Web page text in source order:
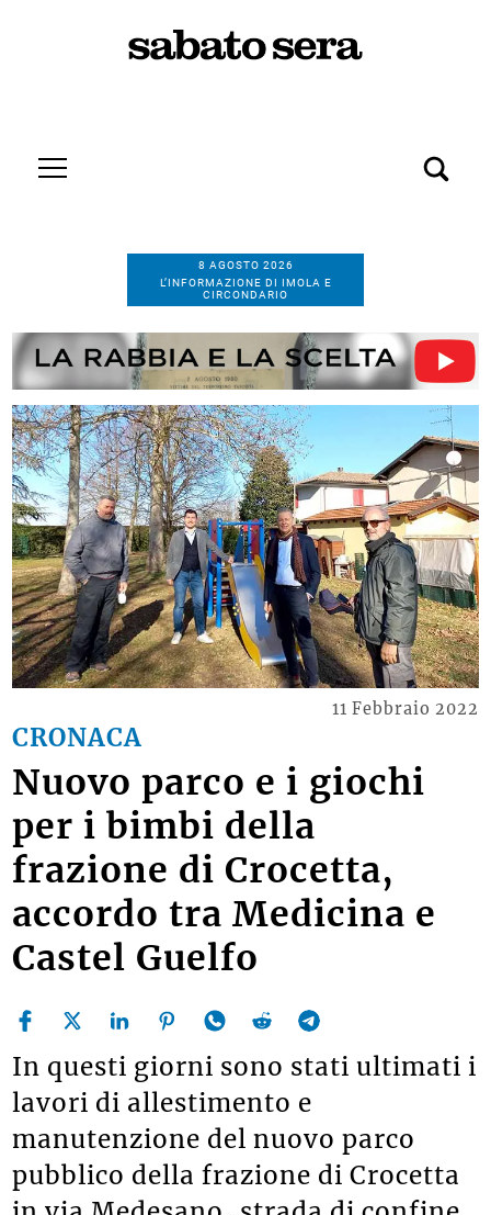
8 AGOSTO 2026
L’INFORMAZIONE DI IMOLA E
CIRCONDARIO
CRONACA
11 Febbraio 2022
Nuovo parco e i giochi
per i bimbi della
frazione di Crocetta,
accordo tra Medicina e
Castel Guelfo
In questi giorni sono stati ultimati i
lavori di allestimento e
manutenzione del nuovo parco
pubblico della frazione di Crocetta